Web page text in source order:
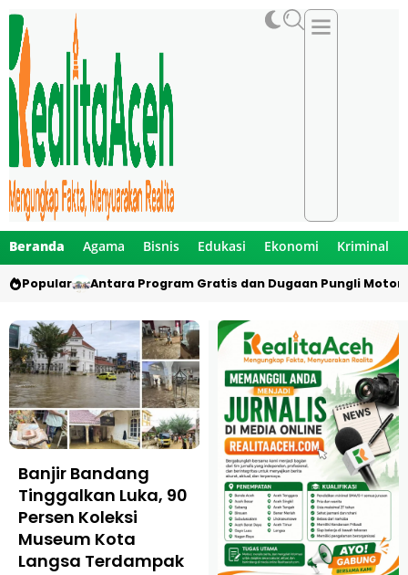
Beranda Agama Bisnis Edukasi Ekonomi Kriminal
Popular Antara Program Gratis dan Dugaan Pungli Motor
Banjir Bandang
Tinggalkan Luka, 90
Persen Koleksi
Museum Kota
Langsa Terdampak